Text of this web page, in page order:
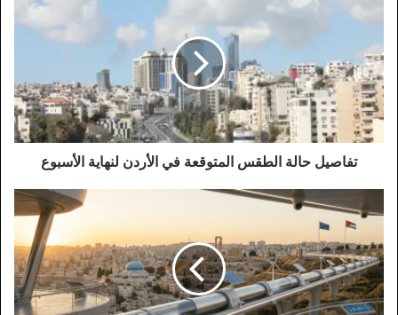
المتوقعة
في
الأردن
لنهاية
الأسبوع
تفاصيل حالة الطقس المتوقعة في الأردن لنهاية الأسبوع
استثمارية
واعدة:
الاتحاد
الأوروبي
يتطلع
لإطلاق